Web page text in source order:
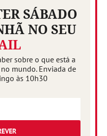
SÁBADO
NO SEU
sobre o que está a
mundo. Enviada de
às 10h30